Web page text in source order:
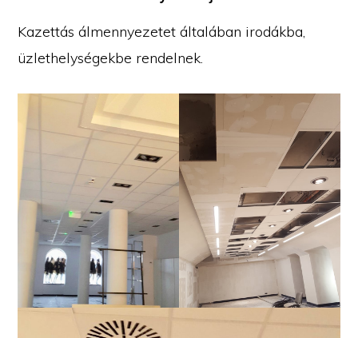
Kazettás álmennyezetet általában irodákba,
üzlethelységekbe rendelnek.